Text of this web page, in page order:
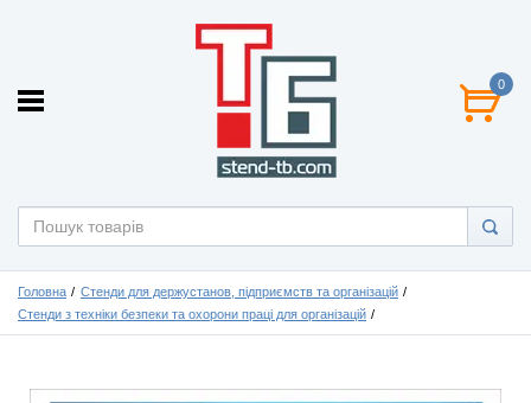
0
Головна
Стенди для держустанов, підприємств та організацій
Стенди з техніки безпеки та охорони праці для організацій